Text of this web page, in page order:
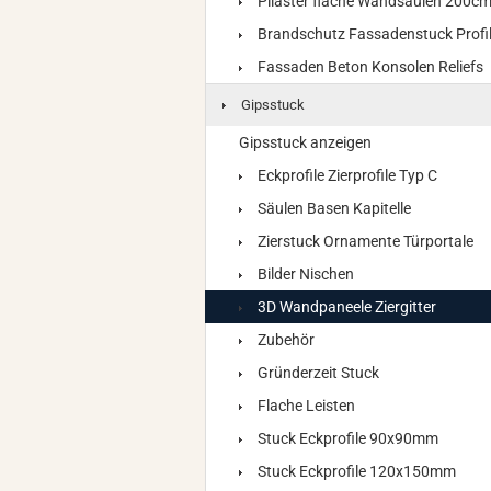
Brandschutz Fassadenstuck
Fassaden Beton Konsolen Reliefs
Gipsstuck
Gipsstuck anzeigen
Eckprofile Zierprofile Typ C
Säulen Basen Kapitelle
Zierstuck Ornamente Türportale
Bilder Nischen
3D Wandpaneele Ziergitter
Zubehör
Gründerzeit Stuck
Flache Leisten
Stuck Eckprofile 90x90mm
Stuck Eckprofile 120x150mm